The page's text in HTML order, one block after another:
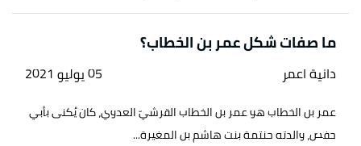
قصة الإسلام، اطّلع عليه بتاريخ 14/7/2021. بتصرّف.
↑محمد أبو عجيلة أحمد عبدالله (1/5/2009)،
"الخليفة
الراشد علي بن أبي طالب"، شبكة الألوكة
، اطّلع عليه
بتاريخ 14/7/2021. بتصرّف.
ما صفات شكل عمر بن الخطاب؟
دانية اعمر 05 يوليو 2021
عمر بن الخطاب هو عمر بن الخطاب القرشيّ العدوي، كان يُكنى بأبي
حفص، والدته حنتمة بنت هاشم بن المغيرة...